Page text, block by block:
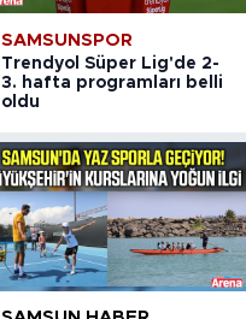
SAMSUNSPOR
Trendyol Süper Lig'de 2-
3. hafta programları belli
oldu